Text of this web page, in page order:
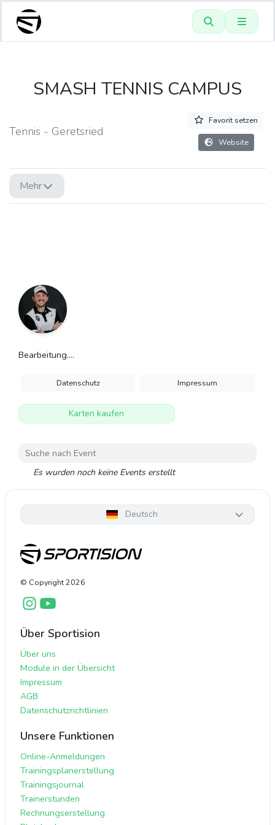
SMASH TENNIS CAMPUS
Tennis - Geretsried
Favorit setzen
Website
Mehr
Bearbeitung....
Datenschutz Impressum
Karten kaufen
Es wurden noch keine Events erstellt
Deutsch
© Copyright2026
Über Sportision
Über uns
Module in der Übersicht
Impressum
AGB
Datenschutzrichtlinien
Unsere Funktionen
Online-Anmeldungen
Trainingsplanerstellung
Trainingsjournal
Trainerstunden
Rechnungserstellung